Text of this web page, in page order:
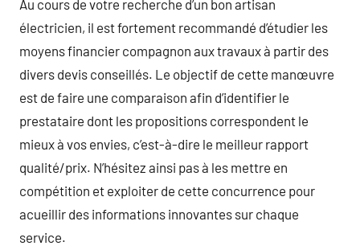
Au cours de votre recherche d’un bon artisan
électricien, il est fortement recommandé d’étudier les
moyens financier compagnon aux travaux à partir des
divers devis conseillés. Le objectif de cette manœuvre
est de faire une comparaison afin d’identifier le
prestataire dont les propositions correspondent le
mieux à vos envies, c’est-à-dire le meilleur rapport
qualité/prix. N’hésitez ainsi pas à les mettre en
compétition et exploiter de cette concurrence pour
acueillir des informations innovantes sur chaque
service.